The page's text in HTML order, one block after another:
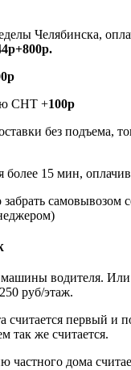
Челябинска,
СНТ +100р
без подъема,
15 мин,
самовывозом
водителя. Или
руб/этаж.
первый и
так же считается.
частного дома